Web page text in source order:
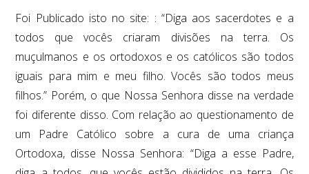
Foi Publicado isto no site: : “Diga aos sacerdotes e a
todos que vocês criaram divisões na terra. Os
muçulmanos e os ortodoxos e os católicos são todos
iguais para mim e meu filho. Vocês são todos meus
filhos.” Porém, o que Nossa Senhora disse na verdade
foi diferente disso. Com relação ao questionamento de
um Padre Católico sobre a cura de uma criança
Ortodoxa, disse Nossa Senhora: “Diga a esse Padre,